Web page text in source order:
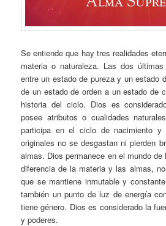
Se entiende que hay tres realidades
materia o naturaleza. Las dos
entre un estado de pureza y un estado
de un estado de orden a un estado de
historia del ciclo. Dios es
posee atributos o cualidades
participa en el ciclo de nacimiento y
originales no se desgastan ni pierden
almas. Dios permanece en el mundo
diferencia de la materia y las almas,
que se mantiene inmutable y
también un punto de luz de energía
tiene género. Dios es considerado la
y poderes.